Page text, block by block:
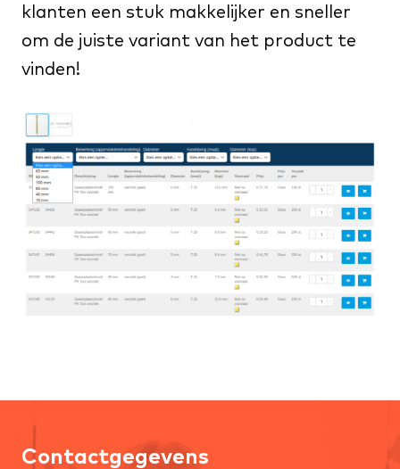
klanten een stuk makkelijker en sneller
om de juiste variant van het product te
vinden!
Contactgegevens